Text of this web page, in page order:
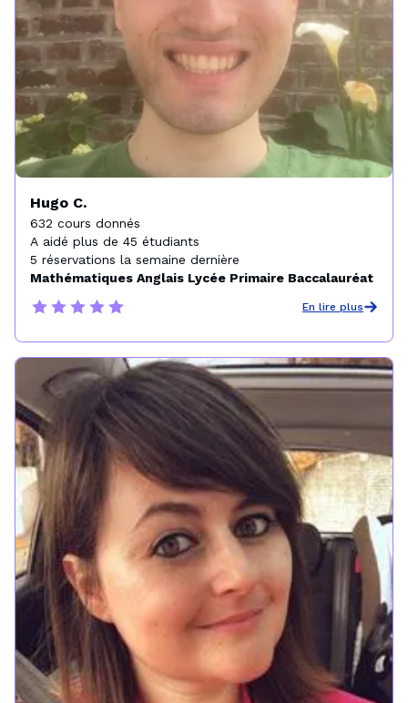
Hugo C.
632 cours donnés
A aidé plus de 45 étudiants
5 réservations la semaine dernière
Mathématiques Anglais Lycée Primaire Baccalauréat
En lire plus